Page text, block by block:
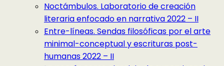
Noctámbulos. Laboratorio de creación
literaria enfocado en narrativa 2022 – II
Entre-líneas. Sendas filosóficas por el arte
minimal-conceptual y escrituras post-
humanas 2022 – II